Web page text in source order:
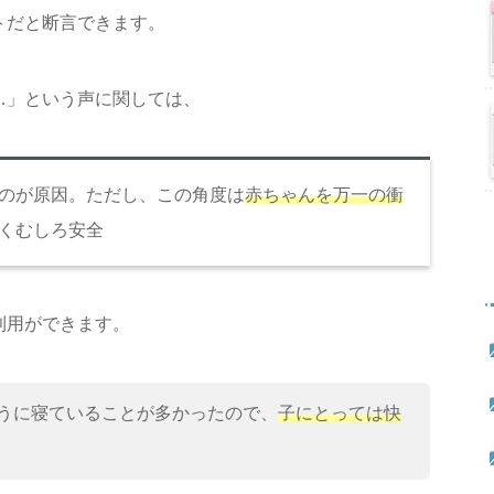
と断言できます。
という声に関しては、
が原因。ただし、この角度は赤ちゃんを万一の衝
むしろ安全
ができます。
に寝ていることが多かったので、子にとっては快